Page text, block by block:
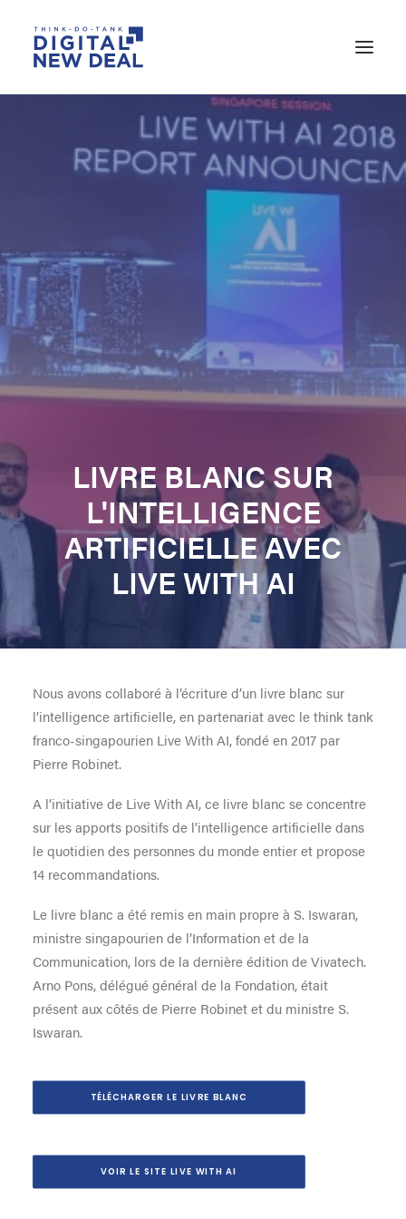
RECHERCHE
LIVRE BLANC SUR
L'INTELLIGENCE
ARTIFICIELLE AVEC
LIVE WITH AI
Nous avons collaboré à l’écriture d’un livre blanc sur
l’intelligence artificielle, en partenariat avec le think tank
franco-singapourien Live With AI, fondé en 2017 par
Pierre Robinet.
A l’initiative de Live With AI, ce livre blanc se concentre
sur les apports positifs de l’intelligence artificielle dans
le quotidien des personnes du monde entier et propose
14 recommandations.
Le livre blanc a été remis en main propre à S. Iswaran,
ministre singapourien de l’Information et de la
Communication, lors de la dernière édition de Vivatech.
Arno Pons, délégué général de la Fondation, était
présent aux côtés de Pierre Robinet et du ministre S.
Iswaran.
TÉLÉCHARGER LE LIVRE BLANC
VOIR LE SITE LIVE WITH AI